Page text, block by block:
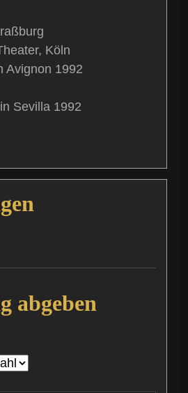
Köln
Avignon 1992
Sevilla 1992
abgeben